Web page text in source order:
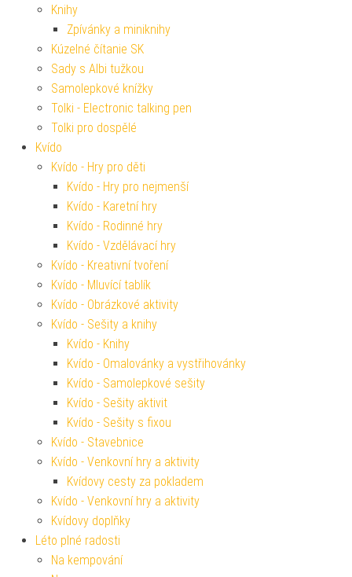
Knihy
Zpívánky a miniknihy
Kúzelné čítanie SK
Sady s Albi tužkou
Samolepkové knížky
Tolki - Electronic talking pen
Tolki pro dospělé
Kvído
Kvído - Hry pro děti
Kvído - Hry pro nejmenší
Kvído - Karetní hry
Kvído - Rodinné hry
Kvído - Vzdělávací hry
Kvído - Kreativní tvoření
Kvído - Mluvící tablík
Kvído - Obrázkové aktivity
Kvído - Sešity a knihy
Kvído - Knihy
Kvído - Omalovánky a vystřihovánky
Kvído - Samolepkové sešity
Kvído - Sešity aktivit
Kvído - Sešity s fixou
Kvído - Stavebnice
Kvído - Venkovní hry a aktivity
Kvídovy cesty za pokladem
Kvído - Venkovní hry a aktivity
Kvídovy doplňky
Léto plné radosti
Na kempování